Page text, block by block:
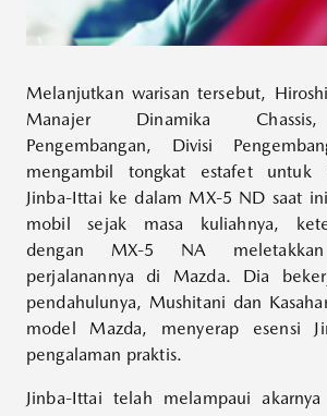
Melanjutkan warisan tersebut,
Manajer Dinamika
Pengembangan, Divisi
mengambil tongkat estafet untuk
Jinba-Ittai ke dalam MX-5 ND saat
mobil sejak masa kuliahnya,
dengan MX-5 NA
perjalanannya di Mazda. Dia
pendahulunya, Mushitani dan
model Mazda, menyerap esensi
pengalaman praktis.
Jinba-Ittai telah melampaui